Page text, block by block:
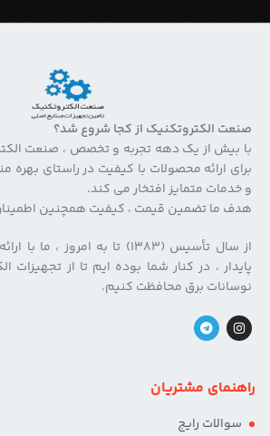
صنعت الکتروتکنیک از کجا شروع شد؟
با بیش از یک دهه تجربه و تخصص ، صنعت
برای ارائه محصولات با کیفیت در راستای بهره
و خدمات متمایز افتخار می کند.
هدف ما تضمین قیمت ، کیفیت همچنین
از سال تأسیس (۱۳۸۳) تا به امروز
پایدار ، در کنار شما بوده ایم تا از تجهیزات
نوسانات برق محافظت کنیم.
راهنمای مشتریان
سوالات رایج